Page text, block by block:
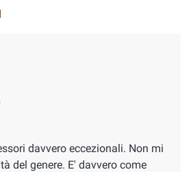
davvero eccezionali. Non mi
del genere. E' davvero come